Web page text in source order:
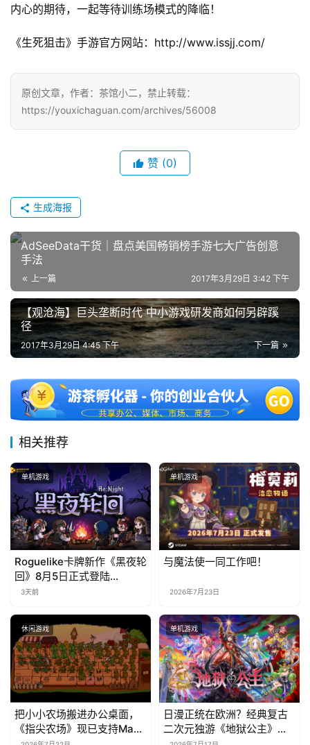
上
海
内心的期待，一起等待训练场模式的降临！
《生死狙击》手游官方网站：http://www.issjj.com/
原创文章，作者：茶馆小二，禁止转载：
https://youxichaguan.com/archives/56008
赞 (0)
生成海报
AdSeeData干货｜盘点美国畅销榜手游七大广告创意
手法
上一篇 2017年3月29日 3:42 下午
【观沧海】巨头垄断时代 中小游戏研发商如何另辟蹊
径
下一篇
2017年3月29日 4:45 下午
相关推荐
单机游戏
Roguelike卡牌新作《黑夜轮
回》8月5日正式登陆
Steam，首发9折优惠开启
3天前
单机游戏
与魔法使一同工作吧！
2026年7月23日
休闲游戏
把小小农场搬进办公桌面，
《指尖农场》现已支持Mac
单机游戏
日漫正统在欧洲？经典复古
二次元独游《地狱公主》现